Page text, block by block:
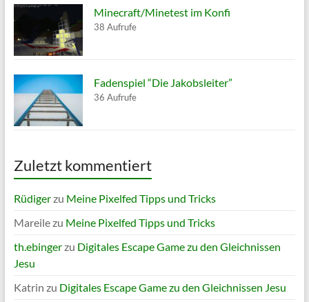
Minecraft/Minetest im Konfi
38 Aufrufe
Fadenspiel “Die Jakobsleiter”
36 Aufrufe
Zuletzt kommentiert
Rüdigerzu Meine Pixelfed Tipps und Tricks
Mareilezu Meine Pixelfed Tipps und Tricks
th.ebingerzu Digitales Escape Game zu den Gleichnissen
Jesu
Katrin zu Digitales Escape Game zu den Gleichnissen Jesu